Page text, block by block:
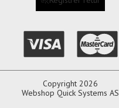
Copyright 2026
Webshop Quick Systems AS
INNSTILLINGER